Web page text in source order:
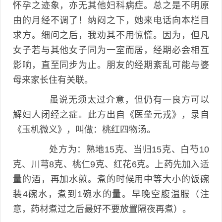
怀孕之迹象，亦无其他妇科病症。总之是不明原
由的月经不调了！纳闷之下，她来电话向本栏目
求方。细问之后，我劝其不用惊慌。因为，但凡
女子若与其他女子同为一室而居，经期必会相互
影响，直至同步为止。朋友的经期紊乱可能与婆
母来家长住有关联。
虽说无须太过介意，但仍有一良方可以
解妇人闭经之症。此方出自《医垒元戎》，录自
《玉机微义》，叫做：桃红四物汤。
处方为：熟地15克、当归15克、白芍10
克、川芎8克、桃仁9克、红花6克。上药先加入适
量的酒，再加水煎。煮的时候用中等大小的饭碗
装4碗水，煮到1碗水的量。早晚空腹温服（注
意，药材煮过之后最好不要放置隔夜再煮）。